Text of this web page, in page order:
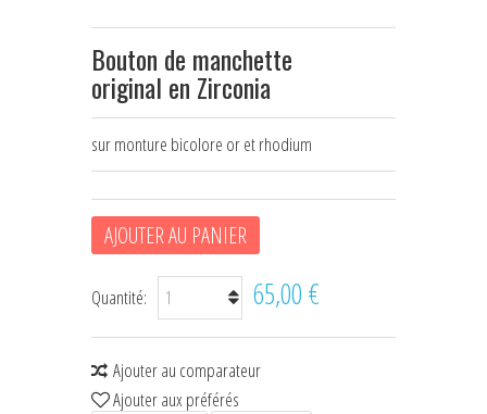
HOUSSES D'ÉTRIERS
POCHES À FRIANDISES
BIJOUX DE LICOL
CEINTURES DE SMOKING
ÉCHARPES • FOULARDS
CHÈQUES CADEAU
Bouton de manchette
original en Zirconia
sur monture bicolore or et rhodium
AJOUTER AU PANIER
Quantité: 65,00 €
Ajouter au comparateur
Ajouter aux préférés